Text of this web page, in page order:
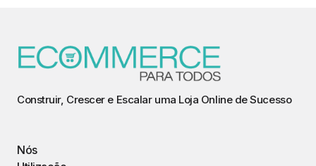
Construir, Crescer e Escalar uma Loja Online de Sucesso
Nós